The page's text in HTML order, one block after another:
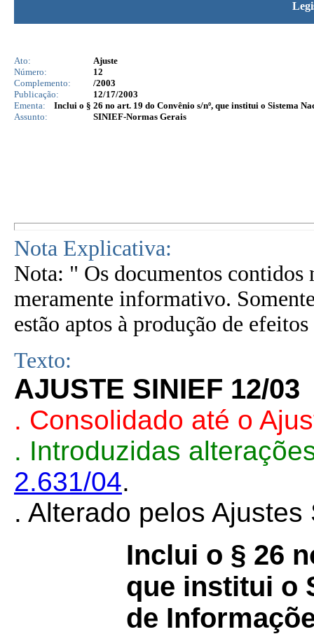
Ato:
Ajuste
Número:
12
Complemento:
/2003
Publicação:
12/17/2003
Ementa:
Inclui o § 26 no art. 19 do Convênio s/nº, que institui o Sistema
Assunto:
SINIEF-Normas Gerais
Nota Explicativa:
Nota: " Os documentos contidos
meramente informativo.
estão aptos à produção de
Texto:
AJUSTE SINIEF 12/03
. Consolidado até o
. Introduzidas
2.631/04.
. Alterado pelos
Inclui o § 26
que institui o
de